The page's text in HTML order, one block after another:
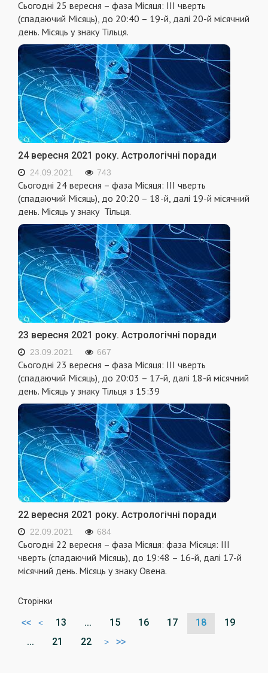
Сьогодні 25 вересня – фаза Місяця: III чверть
(спадаючий Місяць), до 20:40 – 19-й, далі 20-й місячний
день. Місяць у знаку Тільця.
24 вересня 2021 року. Астрологічні поради
24.09.2021 743
Сьогодні 24 вересня – фаза Місяця: III чверть
(спадаючий Місяць), до 20:20 – 18-й, далі 19-й місячний
день. Місяць у знаку Тільця.
23 вересня 2021 року. Астрологічні поради
23.09.2021 667
Сьогодні 23 вересня – фаза Місяця: III чверть
(спадаючий Місяць), до 20:03 – 17-й, далі 18-й місячний
день. Місяць у знаку Тільця з 15:39
22 вересня 2021 року. Астрологічні поради
22.09.2021 684
Сьогодні 22 вересня – фаза Місяця: фаза Місяця: III
чверть (спадаючий Місяць), до 19:48 – 16-й, далі 17-й
місячний день. Місяць у знаку Овена.
Сторінки
<< < 13 ... 15 16 17 18
19
...
21 22 > >>